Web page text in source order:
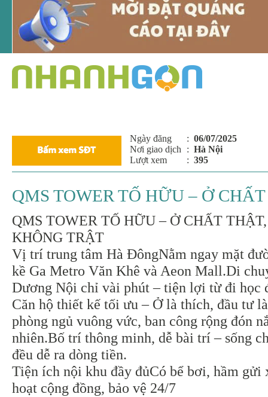
Ngày đăng : 06/07/2025
Nơi giao dịch : Hà Nội
Lượt xem
: 395
QMS TOWER TỐ HỮU – Ở
QMS TOWER TỐ HỮU – Ở CHẤT
KHÔNG TRẬT
Vị trí trung tâm Hà ĐôngNằm ngay mặt
kề Ga Metro Văn Khê và Aeon Mall.Di
Dương Nội chỉ vài phút – tiện lợi từ đi học
Căn hộ thiết kế tối ưu – Ở là thích, đầu tư
phòng ngủ vuông vức, ban công rộng đón
nhiên.Bố trí thông minh, dễ bài trí – sống
đều dễ ra dòng tiền.
Tiện ích nội khu đầy đủCó bể bơi, hầm gửi
hoạt cộng đồng, bảo vệ 24/7